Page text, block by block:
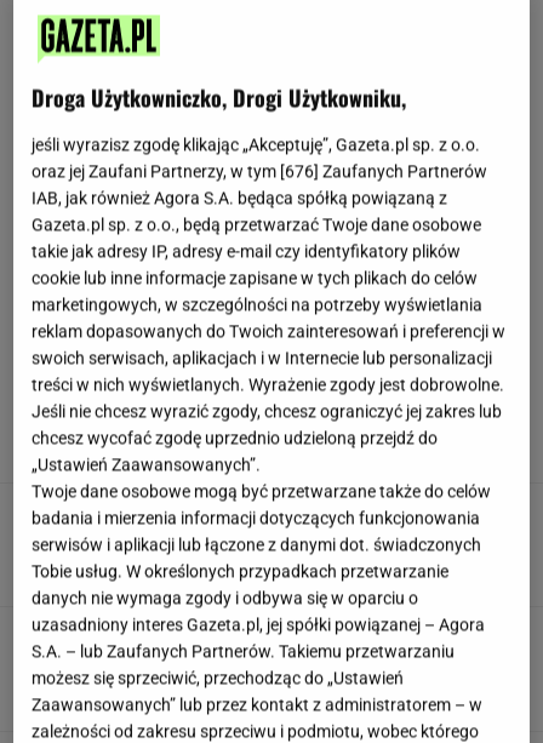
Tyle dni powinien trwać urlop, żebyśmy mogli
odpocząć. Psycholożka wskazuje liczbę
Oglądasz polskie seriale? Tym razem pytamy
o piosenki z czołówek
Wisiał kilka dni "uwięziony" w bilboardzie
metry nad ziemią. "Utknąłem tu"
Droga Użytkowniczko, Drogi Użytkowniku,
jeśli wyrazisz zgodę klikając „Akceptuję”, Gazeta.pl sp. z o.o.
oraz jej Zaufani Partnerzy, w tym [676] Zaufanych Partnerów
IAB, jak również Agora S.A. będąca spółką powiązaną z
Gazeta.pl sp. z o.o., będą przetwarzać Twoje dane osobowe
takie jak adresy IP, adresy e-mail czy identyfikatory plików
cookie lub inne informacje zapisane w tych plikach do celów
marketingowych, w szczególności na potrzeby wyświetlania
reklam dopasowanych do Twoich zainteresowań i preferencji w
swoich serwisach, aplikacjach i w Internecie lub personalizacji
treści w nich wyświetlanych. Wyrażenie zgody jest dobrowolne.
Jeśli nie chcesz wyrazić zgody, chcesz ograniczyć jej zakres lub
chcesz wycofać zgodę uprzednio udzieloną przejdź do
„Ustawień Zaawansowanych”.
Twoje dane osobowe mogą być przetwarzane także do celów
badania i mierzenia informacji dotyczących funkcjonowania
serwisów i aplikacji lub łączone z danymi dot. świadczonych
Tobie usług. W określonych przypadkach przetwarzanie
danych nie wymaga zgody i odbywa się w oparciu o
uzasadniony interes Gazeta.pl, jej spółki powiązanej – Agora
S.A. – lub Zaufanych Partnerów. Takiemu przetwarzaniu
możesz się sprzeciwić, przechodząc do „Ustawień
Zaawansowanych” lub przez kontakt z administratorem – w
zależności od zakresu sprzeciwu i podmiotu, wobec którego